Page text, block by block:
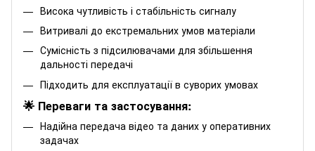
Висока чутливість і стабільність сигналу
Витривалі до екстремальних умов матеріали
Сумісність з підсилювачами для збільшення
дальності передачі
Підходить для експлуатації в суворих умовах
🌟 Переваги та застосування:
Надійна передача відео та даних у оперативних
задачах